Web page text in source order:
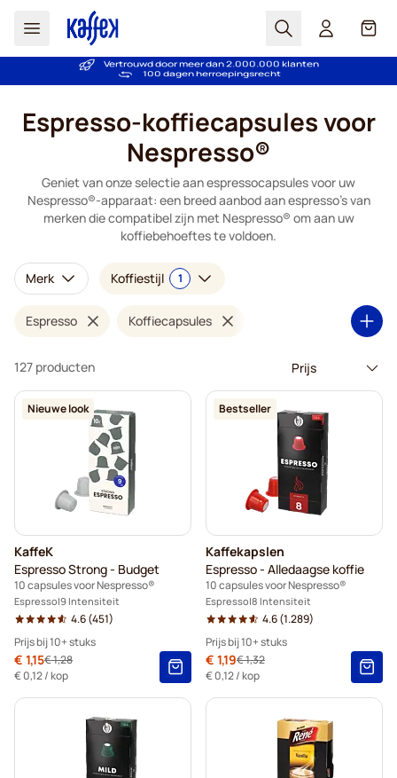
Zoek Cart
Prijsgarantie - Altijd eerlijke prijzen
Vertrouwd door meer dan 2.000.000 klanten
Espresso-koffiecapsules voor
Nespresso®
Geniet van onze selectie aan espressocapsules voor uw
Nespresso®-apparaat: een breed aanbod aan espresso's van
merken die compatibel zijn met Nespresso® om aan uw
koffiebehoeftes te voldoen.
Merk Koffiestijl 1
Espresso Koffiecapsules
127 producten
Nieuwe look
KaffeK
Espresso Strong - Budget
10 capsules voor Nespresso®
Espresso 9 Intensiteit
4.6(451)
Prijs bij 10+ stuks
Speciale prijs
€ 1,15Normale prijs
€ 1,28
€ 0,12/ kop
€ 1,28
5+ =€ 1,21
Bestseller
Kaffekapslen
Espresso - Alledaagse koffie
10 capsules voor Nespresso®
Espresso 8 Intensiteit
4.6(1.289)
Prijs bij 10+ stuks
Speciale prijs
€ 1,19Normale prijs
€ 1,32
€ 0,12/ kop
=€ 1,32
5+ =€ 1,25